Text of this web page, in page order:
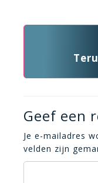
Geef een
Je e-mailadres
velden zijn